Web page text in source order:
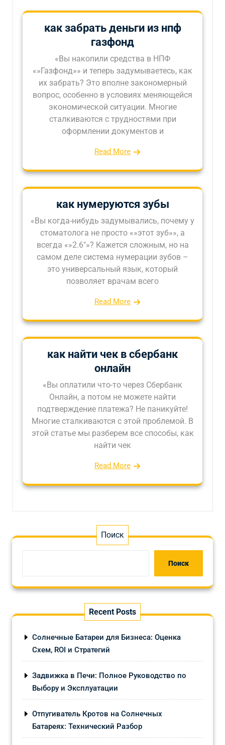
как забрать деньги из нпф
газфонд
«Вы накопили средства в НПФ
«»Газфонд»» и теперь задумываетесь, как
их забрать? Это вполне закономерный
вопрос, особенно в условиях меняющейся
экономической ситуации. Многие
сталкиваются с трудностями при
оформлении документов и
Read More
как нумеруются зубы
«Вы когда-нибудь задумывались, почему у
стоматолога не просто «»этот зуб»», а
всегда «»2.6″»? Кажется сложным, но на
самом деле система нумерации зубов –
это универсальный язык, который
позволяет врачам всего
Read More
как найти чек в сбербанк
онлайн
«Вы оплатили что-то через Сбербанк
Онлайн, а потом не можете найти
подтверждение платежа? Не паникуйте!
Многие сталкиваются с этой проблемой. В
этой статье мы разберем все способы, как
найти чек
Read More
Поиск
Поиск
Recent Posts
Солнечные Батареи для Бизнеса: Оценка
Схем, ROI и Стратегий
Задвижка в Печи: Полное Руководство по
Выбору и Эксплуатации
Отпугиватель Кротов на Солнечных
Батареях: Технический Разбор